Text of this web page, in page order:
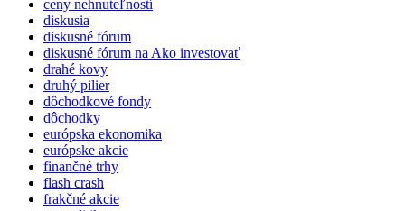
ceny nehnuteľností
diskusia
diskusné fórum
diskusné fórum na Ako investovať
drahé kovy
druhý pilier
dôchodkové fondy
dôchodky
európska ekonomika
európske akcie
finančné trhy
flash crash
frakčné akcie